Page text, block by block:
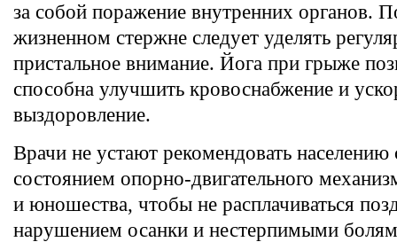
за собой поражение внутренних органов.
жизненном стержне следует уделять
пристальное внимание. Йога при грыже
способна улучшить кровоснабжение и
выздоровление.
Врачи не устают рекомендовать населению
состоянием опорно-двигательного
и юношества, чтобы не расплачиваться
нарушением осанки и нестерпимыми